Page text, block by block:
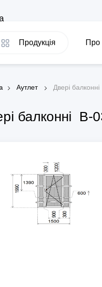
Продукція Про
Аутлет Двері
балконні B-